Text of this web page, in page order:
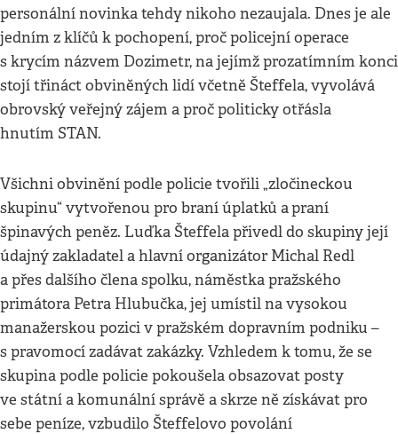
personální novinka tehdy nikoho nezaujala. Dnes je ale
jedním z klíčů k pochopení, proč policejní operace
s krycím názvem Dozimetr, na jejímž prozatímním konci
stojí třináct obviněných lidí včetně Šteffela, vyvolává
obrovský veřejný zájem a proč politicky otřásla
hnutím STAN.
Všichni obvinění podle policie tvořili „zločineckou
skupinu“ vytvořenou pro braní úplatků apraní
špinavých peněz. Luďka Šteffela přivedl do skupiny její
údajný zakladatel a hlavní organizátor Michal Redl
a přes dalšího člena spolku, náměstka pražského
primátora Petra Hlubučka, jej umístil na vysokou
manažerskou pozici v pražském dopravním podniku –
s pravomocí zadávat zakázky. Vzhledem k tomu, že se
skupina podle policie pokoušela obsazovat posty
ve státní a komunální správě a skrze ně získávat pro
sebe peníze, vzbudilo Šteffelovo povolání